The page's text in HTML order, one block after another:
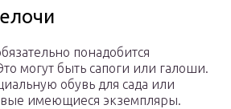
понадобится
могут быть сапоги или галоши.
обувь для сада или
имеющиеся экземпляры.